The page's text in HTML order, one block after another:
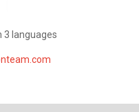
3 languages